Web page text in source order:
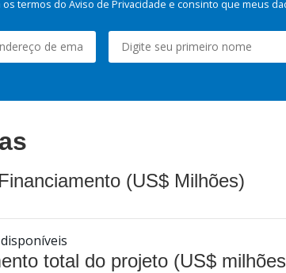
os termos do Aviso de Privacidade e consinto que meus
(US$ Milhões)
total do projeto (US$